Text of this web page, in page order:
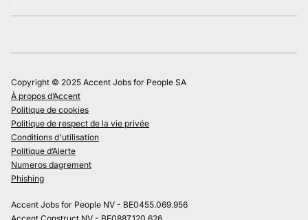
Copyright © 2025 Accent Jobs for People SA
À propos d’Accent
Politique de cookies
Politique de respect de la vie privée
Conditions d'utilisation
Politique d’Alerte
Numeros dagrement
Phishing
Accent Jobs for People NV - BE0455.069.956